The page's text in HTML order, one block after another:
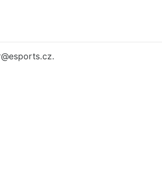
@esports.cz.